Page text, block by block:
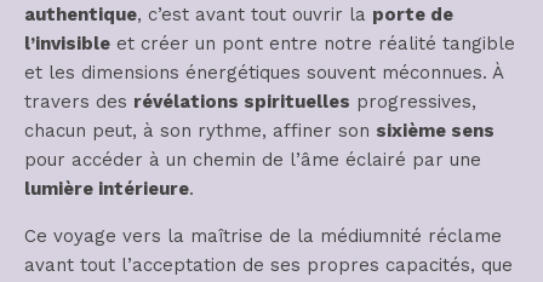
authentique, c’est avant tout ouvrir la porte de
l’invisible et créer un pont entre notre réalité tangible
et les dimensions énergétiques souvent méconnues. À
travers des révélations spirituelles progressives,
chacun peut, à son rythme, affiner son sixième sens
pour accéder à un chemin de l’âme éclairé par une
lumière intérieure.
Ce voyage vers la maîtrise de la médiumnité réclame
avant tout l’acceptation de ses propres capacités, que